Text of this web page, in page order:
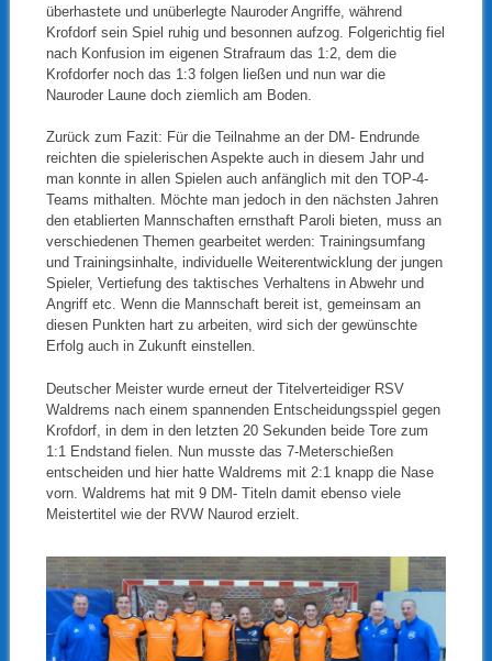
überhastete und unüberlegte Nauroder Angriffe, während
Krofdorf sein Spiel ruhig und besonnen aufzog. Folgerichtig fiel
nach Konfusion im eigenen Strafraum das 1:2, dem die
Krofdorfer noch das 1:3 folgen ließen und nun war die
Nauroder Laune doch ziemlich am Boden.
Zurück zum Fazit: Für die Teilnahme an der DM- Endrunde
reichten die spielerischen Aspekte auch in diesem Jahr und
man konnte in allen Spielen auch anfänglich mit den TOP-4-
Teams mithalten. Möchte man jedoch in den nächsten Jahren
den etablierten Mannschaften ernsthaft Paroli bieten, muss an
verschiedenen Themen gearbeitet werden: Trainingsumfang
und Trainingsinhalte, individuelle Weiterentwicklung der jungen
Spieler, Vertiefung des taktisches Verhaltens in Abwehr und
Angriff etc. Wenn die Mannschaft bereit ist, gemeinsam an
diesen Punkten hart zu arbeiten, wird sich der gewünschte
Erfolg auch in Zukunft einstellen.
Deutscher Meister wurde erneut der Titelverteidiger RSV
Waldrems nach einem spannenden Entscheidungsspiel gegen
Krofdorf, in dem in den letzten 20 Sekunden beide Tore zum
1:1 Endstand fielen. Nun musste das 7-Meterschießen
entscheiden und hier hatte Waldrems mit 2:1 knapp die Nase
vorn. Waldrems hat mit 9 DM- Titeln damit ebenso viele
Meistertitel wie der RVW Naurod erzielt.